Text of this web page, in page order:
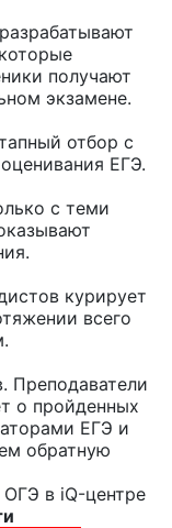
получают
экзамене.
отбор с
ЕГЭ.
с теми
курирует
всего
Преподаватели
о пройденных
ЕГЭ и
обратную
в iQ-центре